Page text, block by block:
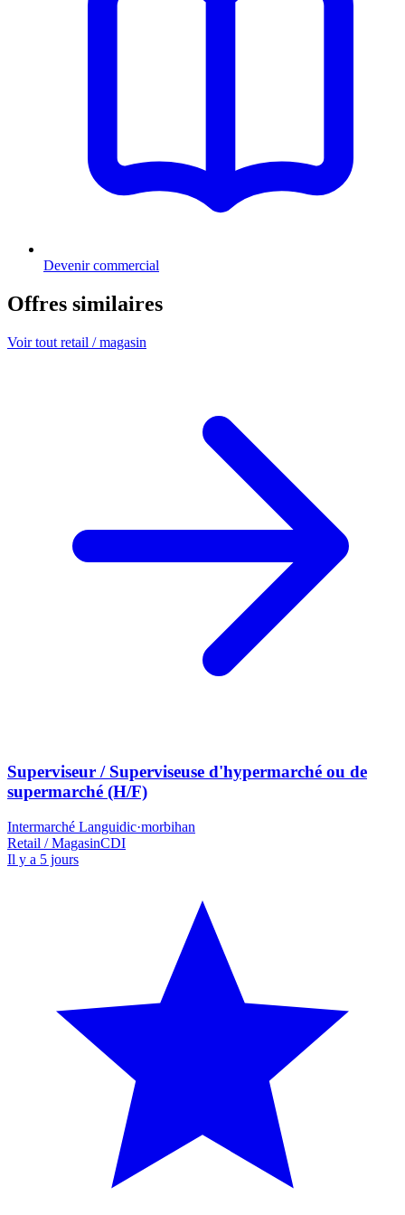
Devenir commercial
Offres similaires
Voir tout retail / magasin
Superviseur / Superviseuse d'hypermarché ou de
supermarché (H/F)
Intermarché Languidic·morbihan
Retail / MagasinCDI
Il y a 5 jours